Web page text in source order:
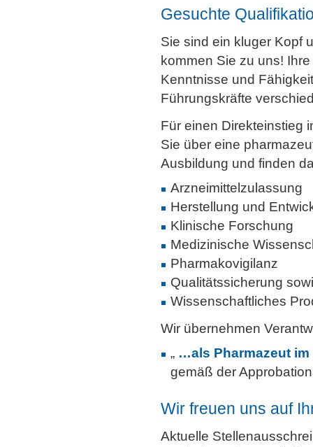
Gesuchte
Sie sind ein kluger Kopf
kommen Sie zu uns!
Kenntnisse und
Führungskräfte
Für einen Direkteinstieg
Sie über eine
Ausbildung und finden
Arzneimittelzulassung
Herstellung und
Klinische Forschung
Medizinische
Pharmakovigilanz
Qualitätssicherung
Wissenschaftliches
Wir übernehmen
„ …als Pharmazeut im
gemäß der
Wir freuen uns auf
Aktuelle